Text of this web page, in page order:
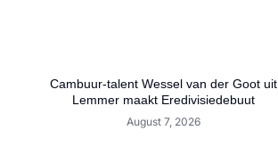
Cambuur-talent Wessel van der Goot uit
Lemmer maakt Eredivisiedebuut
August 7, 2026